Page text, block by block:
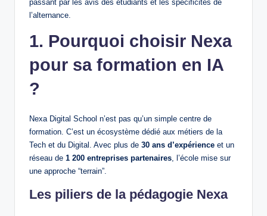
passant par les avis des étudiants et les spécificités de
l’alternance.
1. Pourquoi choisir Nexa
pour sa formation en IA
?
Nexa Digital School n’est pas qu’un simple centre de
formation. C’est un écosystème dédié aux métiers de la
Tech et du Digital. Avec plus de 30 ans d’expérience et un
réseau de 1 200 entreprises partenaires , l’école mise sur
une approche “terrain”.
Les piliers de la pédagogie Nexa